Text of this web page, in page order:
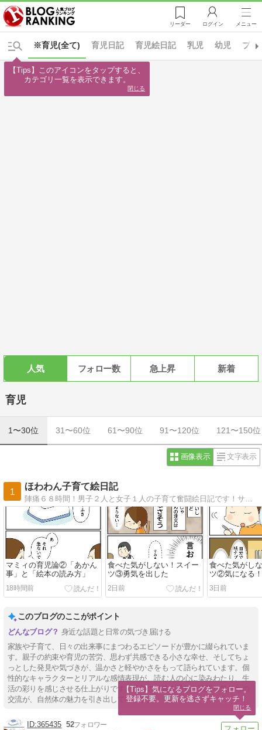
リーダー ログイン メニュー
※育児(全て) 育児日記 育児絵日記 乳児 幼児 プレ
人気 フォロー数 急上昇 新着
育児
1〜30位 31〜60位 61〜90位 91〜120位 121〜150位
画像表示 文字表示
1
ほわわん子育て絵日記
マミィの育児論②「あかん
事」と「絵本の読み方」
18時間前
食べた気がしない！スイー
ツ③勇気を出した
2日前
食べた気がし
ツ②気になる！
3日前
このブログのここがポイント
身近な話題と日常の気づき届ける
家族や子育て、日々の出来事にまつわるエピソードが豊かに綴られていま
す。親子の約束や育児の苦労、思わず共感できる小さな幸せ、そしてちょ
っとした発見や気づきが、温かさと軽やかさをもって語られています。個
性的なキャラクターとリアルな感情表現が、読む人の心に染みわたり、生
活の彩りを感じさせる仕上がりです。長年の経験を通じた素直な気持ちの
交流が、自然体の魅力を引き出しています。
365435 52
【Tips】このアイコンをタップすると、
カテゴリ一覧を表示できます。
閉じる
【Tips】気になるブログをフォロー。
登録不要。更新を逃さずキャッチ！
閉じる